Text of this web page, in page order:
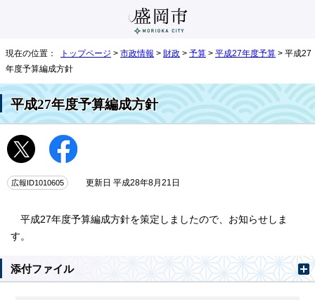
現在の位置： トップページ > 市政情報 > 財政 > 予算 > 平成27年度予算 > 平成27
年度予算編成方針
平成27年度予算編成方針
広報ID1010605 更新日 平成28年8月21日
平成27年度予算編成方針を策定しましたので、お知らせしま
す。
添付ファイル